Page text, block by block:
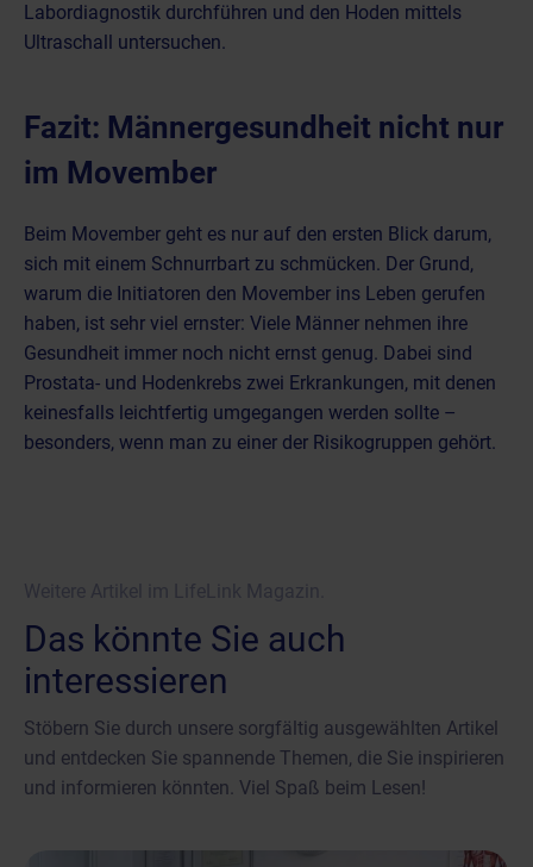
Labordiagnostik durchführen und den Hoden mittels
Ultraschall untersuchen.
Fazit: Männergesundheit nicht nur
im Movember
Beim Movember geht es nur auf den ersten Blick darum,
sich mit einem Schnurrbart zu schmücken. Der Grund,
warum die Initiatoren den Movember ins Leben gerufen
haben, ist sehr viel ernster: Viele Männer nehmen ihre
Gesundheit immer noch nicht ernst genug. Dabei sind
Prostata- und Hodenkrebs zwei Erkrankungen, mit denen
keinesfalls leichtfertig umgegangen werden sollte –
besonders, wenn man zu einer der Risikogruppen gehört.
Das könnte Sie auch
interessieren
Stöbern Sie durch unsere sorgfältig ausgewählten Artikel
und entdecken Sie spannende Themen, die Sie inspirieren
und informieren könnten. Viel Spaß beim Lesen!